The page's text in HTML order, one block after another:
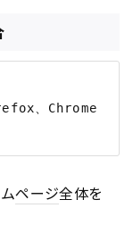
ページ全体を